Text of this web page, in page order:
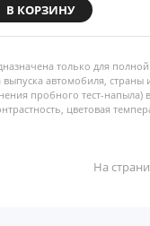
В КОРЗИНУ
только для
выпуска автомобиля,
пробного тест-напыла)
цветовая
На